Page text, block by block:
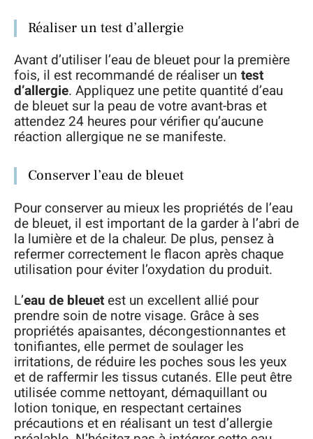
Réaliser un test d’allergie
Avant d’utiliser l’eau de bleuet pour la première
fois, il est recommandé de réaliser un test
d’allergie. Appliquez une petite quantité d’eau
de bleuet sur la peau de votre avant-bras et
attendez 24 heures pour vérifier qu’aucune
réaction allergique ne se manifeste.
Conserver l’eau de bleuet
Pour conserver au mieux les propriétés de l’eau
de bleuet, il est important de la garder à l’abri de
la lumière et de la chaleur. De plus, pensez à
refermer correctement le flacon après chaque
utilisation pour éviter l’oxydation du produit.
L’eau de bleuetest un excellent allié pour
prendre soin de notre visage. Grâce à ses
propriétés apaisantes, décongestionnantes et
tonifiantes, elle permet de soulager les
irritations, de réduire les poches sous les yeux
et de raffermir les tissus cutanés. Elle peut être
utilisée comme nettoyant, démaquillant ou
lotion tonique, en respectant certaines
précautions et en réalisant un test d’allergie